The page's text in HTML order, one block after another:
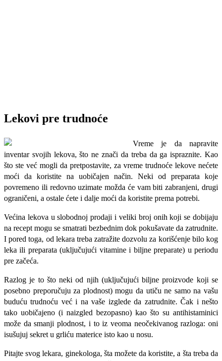
Lekovi pre trudnoće
Vreme je da napravite
inventar svojih lekova, što ne znači da treba da ga ispraznite. Kao
što ste već mogli da pretpostavite, za vreme trudnoće lekove nećete
moći da koristite na uobičajen način. Neki od preparata koje
povremeno ili redovno uzimate možda će vam biti zabranjeni, drugi
ograničeni, a ostale ćete i dalje moći da koristite prema potrebi.
Većina lekova u slobodnoj prodaji i veliki broj onih koji se dobijaju
na recept mogu se smatrati bezbednim dok pokušavate da zatrudnite.
I pored toga, od lekara treba zatražite dozvolu za korišćenje bilo kog
leka ili preparata (uključujući vitamine i biljne preparate) u periodu
pre začeća.
Razlog je to što neki od njih (uključujući biljne proizvode koji se
posebno preporučuju za plodnost) mogu da utiču ne samo na vašu
buduću trudnoću već i na vaše izglede da zatrudnite. Čak i nešto
tako uobičajeno (i naizgled bezopasno) kao što su antihistaminici
može da smanji plodnost, i to iz veoma neočekivanog razloga: oni
isušujuj sekret u grliću materice isto kao u nosu.
Pitajte svog lekara, ginekologa, šta možete da koristite, a šta treba da